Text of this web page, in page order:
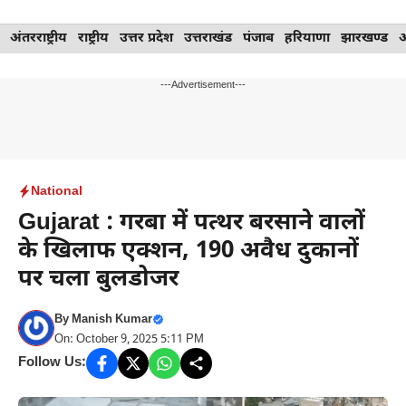
Skip
to
अंतरराष्ट्रीय राष्ट्रीय उत्तर प्रदेश उत्तराखंड पंजाब हरियाणा झारखण्ड
---Advertisement---
National
Gujarat : गरबा में पत्थर बरसाने वालों
के खिलाफ एक्शन, 190 अवैध दुकानों
पर चला बुलडोजर
ByManish Kumar
On: October 9, 2025 5:11 PM
Follow Us: